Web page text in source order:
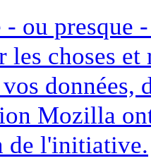
- ou
choses et
données,
Mozilla
de l'initiative.